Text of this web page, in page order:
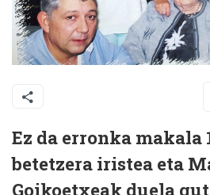
Ez da erronka makala
betetzera iristea eta
Goikoetxeak duela